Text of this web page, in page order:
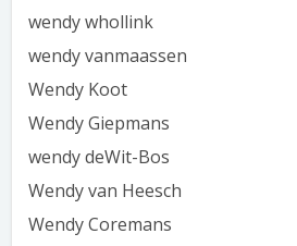
wendy whollink
wendy vanmaassen
Wendy Koot
Wendy Giepmans
wendy deWit-Bos
Wendy van Heesch
Wendy Coremans